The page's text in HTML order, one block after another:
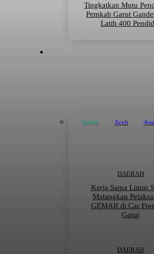
Tingkatkan Mutu
Pemkab Garut
Latih 400
Semua Aceh
DAERAH
Kerja Sama Lintas
Matangkan
GEMAR di Car
Garut
DAERAH